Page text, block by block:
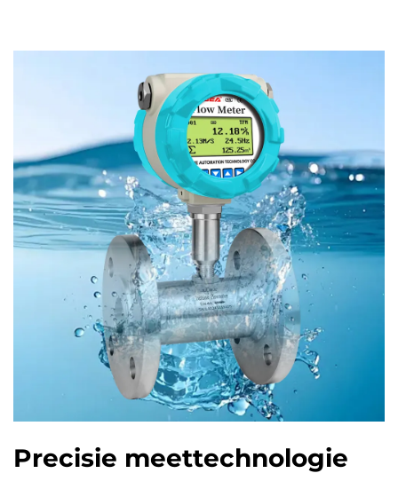
Precisie meettechnologie